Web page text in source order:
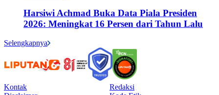
Harsiwi Achmad Buka Data Piala Presiden
2026: Meningkat 16 Persen dari Tahun Lalu
Selengkapnya
Kontak
Redaksi